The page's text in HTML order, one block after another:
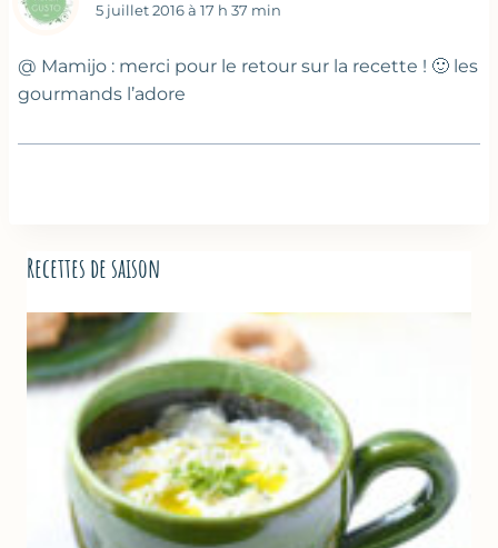
5 juillet 2016 à 17 h 37 min
@ Mamijo : merci pour le retour sur la recette ! 🙂 les
gourmands l’adore
Recettes de saison